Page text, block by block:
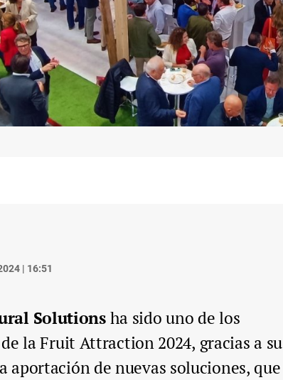
| 16:51
Solutionsha sido uno de los
la Fruit Attraction 2024, gracias a su
de nuevas soluciones, que